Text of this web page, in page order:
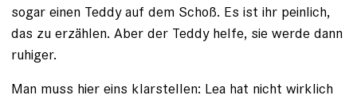
sogar ­einen Teddy auf dem Schoß. Es ist ihr peinlich,
das zu erzählen. Aber der Teddy helfe, sie werde dann
ruhiger.
Man muss hier eins klarstellen: Lea hat nicht wirklich